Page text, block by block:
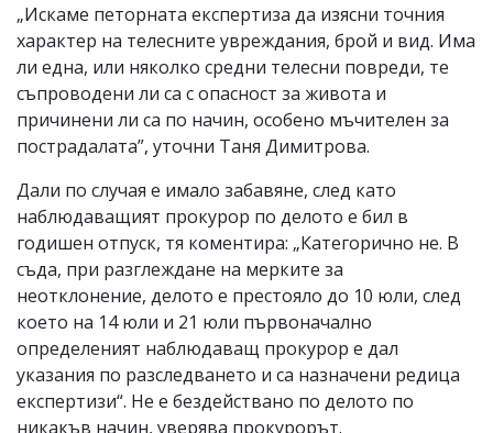
„Искаме петорната експертиза да изясни точния
характер на телесните увреждания, брой и вид. Има
ли една, или няколко средни телесни повреди, те
съпроводени ли са с опасност за живота и
причинени ли са по начин, особено мъчителен за
пострадалата”, уточни Таня Димитрова.
Дали по случая е имало забавяне, след като
наблюдаващият прокурор по делото е бил в
годишен отпуск, тя коментира: „Категорично не. В
съда, при разглеждане на мерките за
неотклонение, делото е престояло до 10 юли, след
което на 14 юли и 21 юли първоначално
определеният наблюдаващ прокурор е дал
указания по разследването и са назначени редица
експертизи“. Не е бездействано по делото по
никакъв начин, уверява прокурорът.